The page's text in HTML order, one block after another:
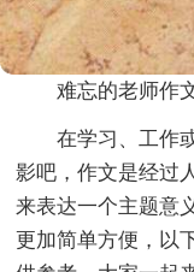
难忘的老师作
在学习、工作
影吧，作文是经过
来表达一个主题意
更加简单方便，以